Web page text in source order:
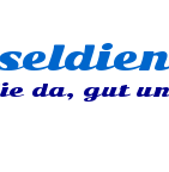
da, gut